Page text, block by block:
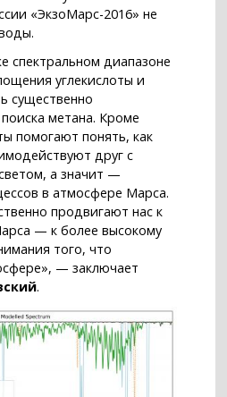
«ЭкзоМарс-2016» не
спектральном диапазоне
углекислоты и
существенно
метана. Кроме
помогают понять, как
друг с
а значит —
в атмосфере Марса.
продвигают нас к
— к более высокому
того, что
— заключает
.